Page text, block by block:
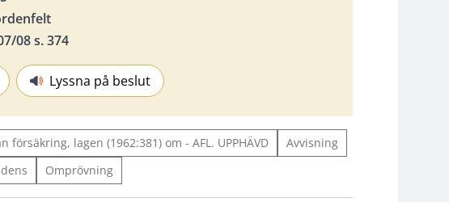
08 s. 374
Lyssna på beslut
försäkring, lagen (1962:381) om - AFL. UPPHÄVD
Avvisning
Omprövning